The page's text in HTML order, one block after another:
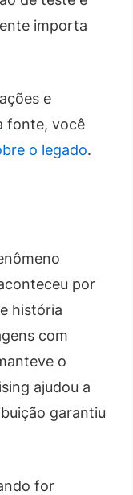
importa
e
fonte, você
o legado.
por
história
com
o
ajudou a
garantiu
for